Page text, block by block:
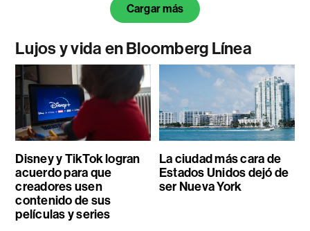
Cargar más
Lujos y vida en Bloomberg Línea
Disney y TikTok logran
acuerdo para que
creadores usen
contenido de sus
películas y series
La ciudad más cara de
Estados Unidos dejó de
ser Nueva York